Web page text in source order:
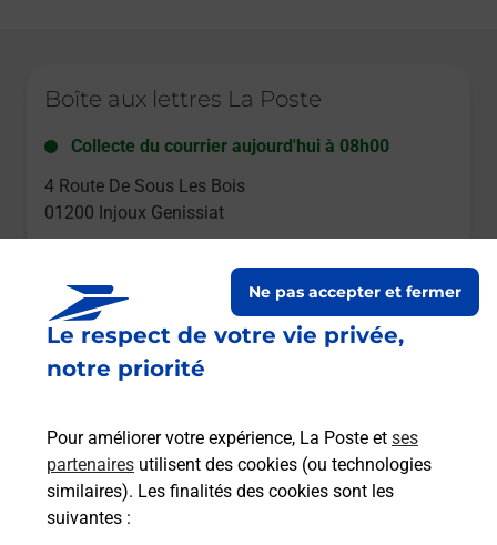
Le respect de votre vie privée,
notre priorité
Pour améliorer votre expérience, La Poste et ses
partenaires utilisent des cookies (ou technologies
similaires). Les finalités des cookies sont les
suivantes :
Ne pas accepter et fermer
Boîte aux lettres La Poste
Collecte du courrier aujourd'hui à 08h00
4 Route De Sous Les Bois
01200 Injoux Genissiat
Boîte aux lettres La Poste
6 Rue Des Ecoles
01200 Injoux Genissiat
Le lien s'ouvre dans un nouvel onglet